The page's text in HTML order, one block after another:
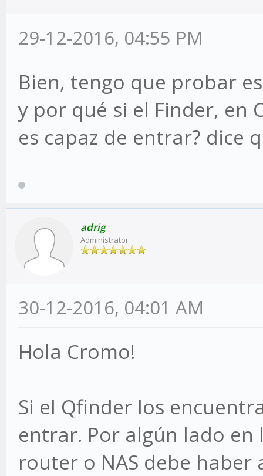
29-12-2016, 04:55 PM
Bien, tengo que probar
y por qué si el Finder, en
es capaz de entrar? dice
adrig
Administrator
30-12-2016, 04:01 AM
Hola Cromo!
Si el Qfinder los
entrar. Por algún lado
router o NAS debe